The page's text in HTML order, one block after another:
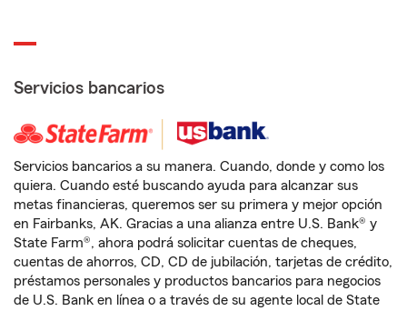
Servicios bancarios
Servicios bancarios a su manera. Cuando, donde y como los
quiera. Cuando esté buscando ayuda para alcanzar sus
metas financieras, queremos ser su primera y mejor opción
en Fairbanks, AK. Gracias a una alianza entre U.S. Bank® y
State Farm®, ahora podrá solicitar cuentas de cheques,
cuentas de ahorros, CD, CD de jubilación, tarjetas de crédito,
préstamos personales y productos bancarios para negocios
de U.S. Bank en línea o a través de su agente local de State